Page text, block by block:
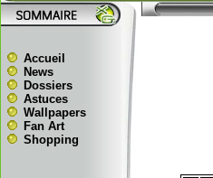
Accueil
News
Dossiers
Astuces
Wallpapers
Fan Art
Shopping